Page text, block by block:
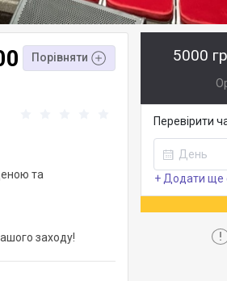
Порівняти
та
заходу!
5000
Перевірити
+ Додати ще
!